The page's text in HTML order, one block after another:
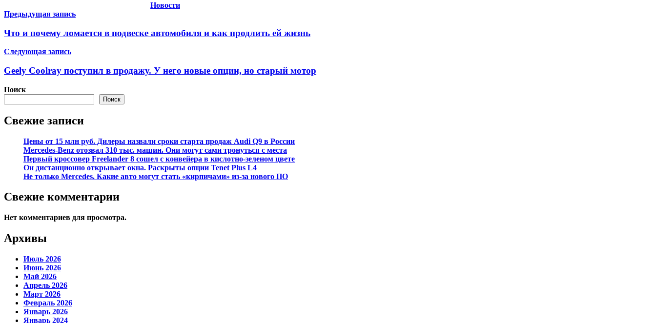
Новости
Навигация
по
Предыдущая запись
Что и почему ломается в подвеске автомобиля и как продлить ей жизнь
Следующая запись
Geely Coolray поступил в продажу. У него новые опции, но старый мотор
Поиск
Поиск
Свежие записи
Цены от 15 млн руб. Дилеры назвали сроки старта продаж Audi Q9 в России
Mercedes-Benz отозвал 310 тыс. машин. Они могут сами тронуться с места
Первый кроссовер Freelander 8 сошел с конвейера в кислотно-зеленом цвете
Он дистанционно открывает окна. Раскрыты опции Tenet Plus L4
Не только Mercedes. Какие авто могут стать «кирпичами» из-за нового ПО
Свежие комментарии
Нет комментариев для просмотра.
Архивы
Июль 2026
Июнь 2026
Май 2026
Апрель 2026
Март 2026
Февраль 2026
Январь 2026
Январь 2024